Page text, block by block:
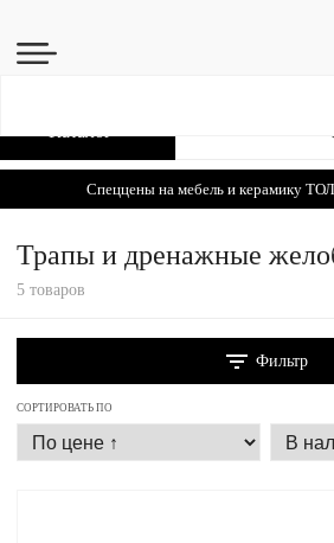
Спеццены на мебель и керамику
Трапы и дренажные
5 товаров
Фильтр
СОРТИРОВАТЬ ПО